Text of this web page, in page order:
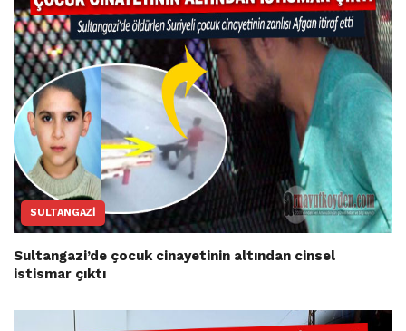
SULTANGAZI
Sultangazi’de çocuk cinayetinin altından cinsel
istismar çıktı